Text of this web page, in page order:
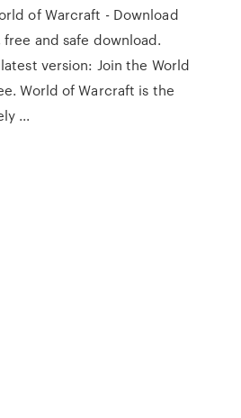
of Warcraft - Download
and safe download.
version: Join the World
World of Warcraft is the
...